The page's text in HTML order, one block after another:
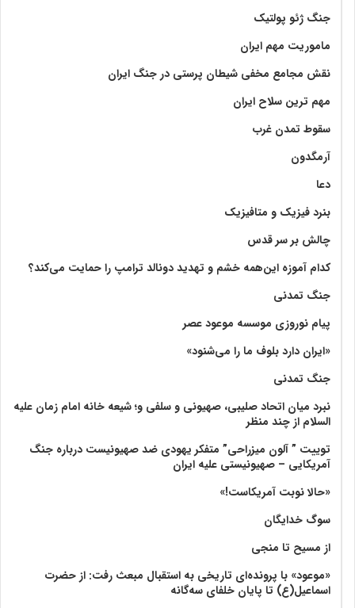
جنگ ژئو پولتیک
ماموریت مهم ایران
نقش مجامع مخفی شیطان پرستی در جنگ ایران
مهم ترین سلاح ایران
سقوط تمدن غرب
آرمگدون
دعا
بنرد فیزیک و متافیزیک
چالش بر سر قدس
کدام آموزه این‌همه خشم و تهدید دونالد ترامپ را حمایت می‌کند؟
جنگ تمدنی
پیام نوروزی موسسه موعود عصر
«ایران دارد بلوف ما را می‌شنود»
جنگ تمدنی
نبرد میان اتحاد صلیبی، صهیونی و سلفی و؛ شیعه خانه امام زمان علیه
السلام از چند منظر
توییت ” آلون میزراحی” متفکر یهودی ضد صهیونیست درباره جنگ
آمریکایی – صهیونیستی علیه ایران
«حالا نوبت آمریکاست!»
سوگ خدایگان
از مسیح تا منجی
«موعود» با پرونده‌ای تاریخی به استقبال مبعث رفت: از حضرت
اسماعیل(ع) تا پایان خلفای سه‌گانه